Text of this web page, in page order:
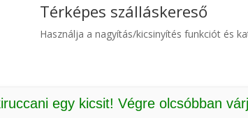
Térképes szálláskereső
Használja a nagyítás/kicsinyítés funkciót és
egy kicsit! Végre olcsóbban